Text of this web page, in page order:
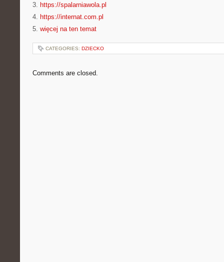
3. https://spalarniawola.pl
4. https://internat.com.pl
5. więcej na ten temat
CATEGORIES: DZIECKO
Comments are closed.